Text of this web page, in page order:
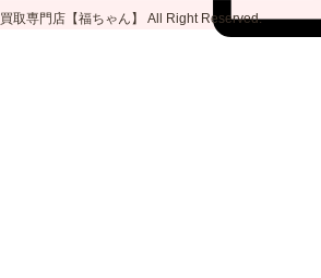
買取専門店【福ちゃん】 All Right Reserved.